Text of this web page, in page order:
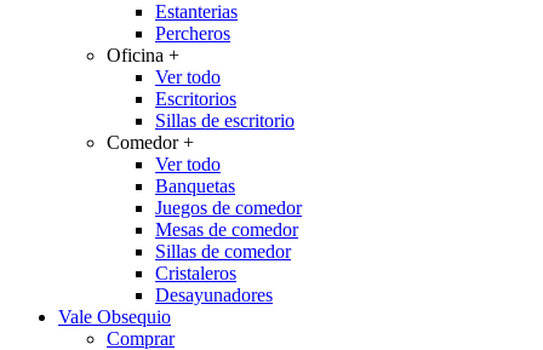
Estanterias
Percheros
Oficina +
Ver todo
Escritorios
Sillas de escritorio
Comedor+
Ver todo
Banquetas
Juegos de comedor
Mesas de comedor
Sillas de comedor
Cristaleros
Desayunadores
Vale Obsequio
Comprar